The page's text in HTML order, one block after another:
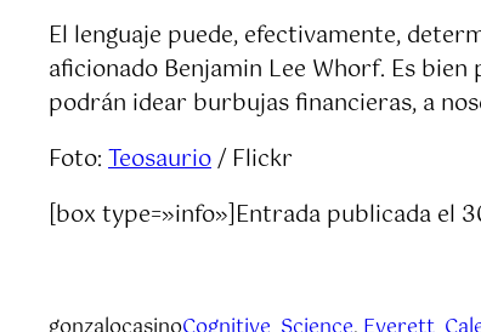
El lenguaje puede, efectivamente,
aficionado Benjamin Lee Whorf. Es
podrán idear burbujas financieras, a
Foto: Teosaurio/ Flickr
[box type=»info»]Entrada publicada el